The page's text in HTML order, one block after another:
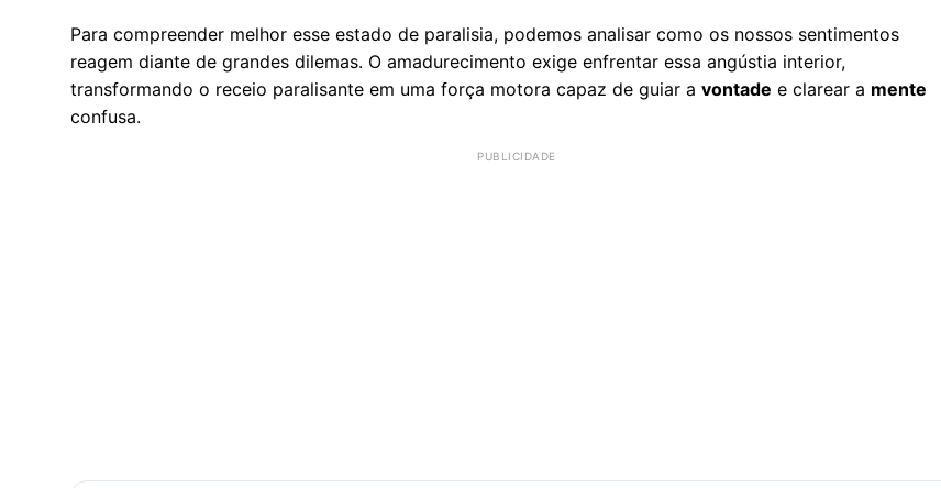
Para compreender melhor esse estado de paralisia, podemos analisar como os nossos sentimentos
reagem diante de grandes dilemas. O amadurecimento exige enfrentar essa angústia interior,
transformando o receio paralisante em uma força motora capaz de guiar a vontade e clarear a mente
confusa.